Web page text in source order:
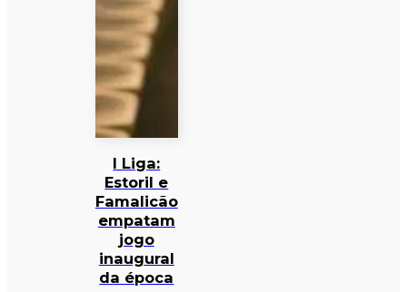
I Liga:
Estoril e
Famalicão
empatam
jogo
inaugural
da época